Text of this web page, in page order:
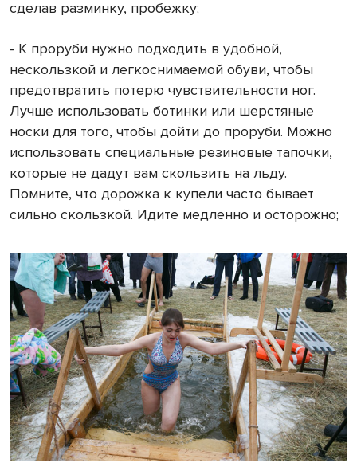
сделав разминку, пробежку;
- К проруби нужно подходить в удобной,
нескользкой и легкоснимаемой обуви, чтобы
предотвратить потерю чувствительности ног.
Лучше использовать ботинки или шерстяные
носки для того, чтобы дойти до проруби. Можно
использовать специальные резиновые тапочки,
которые не дадут вам скользить на льду.
Помните, что дорожка к купели часто бывает
сильно скользкой. Идите медленно и осторожно;